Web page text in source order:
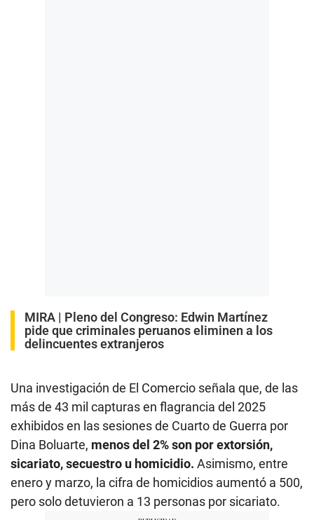
MIRA | Pleno del Congreso: Edwin Martínez
pide que criminales peruanos eliminen a los
delincuentes extranjeros
Una investigación de El Comercio señala que, de las
más de 43 mil capturas en flagrancia del 2025
exhibidos en las sesiones de Cuarto de Guerra por
Dina Boluarte, menos del 2% son por extorsión,
sicariato, secuestro u homicidio. Asimismo, entre
enero y marzo, la cifra de homicidios aumentó a 500,
pero solo detuvieron a 13 personas por sicariato.